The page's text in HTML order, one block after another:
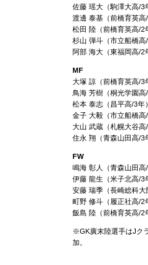
佐藤 瑶大（駒澤大高/3
渡邊 泰基（前橋育英高/
松田 陸（前橋育英高/2
杉山 弾斗（市立船橋高/
阿部 海大（東福岡高/2
MF
大塚 諒（前橋育英高/3
鳥海 芳樹（桐光学園高/
松本 泰志（昌平高/3年）
金子 大毅（市立船橋高/
大山 武蔵（札幌大谷高/
住永 翔（青森山田高/3
FW
鳴海 彰人（青森山田高/
伊藤 龍生（米子北高/3
安藤 瑞季（長崎総科大
町野 修斗（履正社高/2
飯島 陸（前橋育英高/2
※GK廣末陸選手はJク
加。